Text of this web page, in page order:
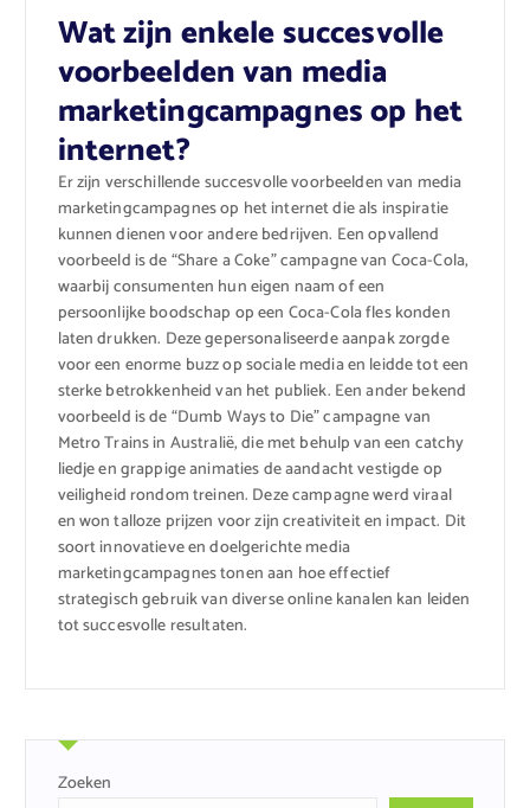
Wat zijn enkele succesvolle
voorbeelden van media
marketingcampagnes op het
internet?
Er zijn verschillende succesvolle voorbeelden van media
marketingcampagnes op het internet die als inspiratie
kunnen dienen voor andere bedrijven. Een opvallend
voorbeeld is de “Share a Coke” campagne van Coca-Cola,
waarbij consumenten hun eigen naam of een
persoonlijke boodschap op een Coca-Cola fles konden
laten drukken. Deze gepersonaliseerde aanpak zorgde
voor een enorme buzz op sociale media en leidde tot een
sterke betrokkenheid van het publiek. Een ander bekend
voorbeeld is de “Dumb Ways to Die” campagne van
Metro Trains in Australië, die met behulp van een catchy
liedje en grappige animaties de aandacht vestigde op
veiligheid rondom treinen. Deze campagne werd viraal
en won talloze prijzen voor zijn creativiteit en impact. Dit
soort innovatieve en doelgerichte media
marketingcampagnes tonen aan hoe effectief
strategisch gebruik van diverse online kanalen kan leiden
tot succesvolle resultaten.
Zoeken